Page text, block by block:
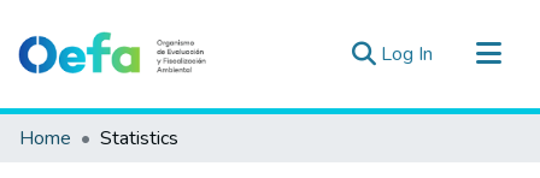
Log In (current)
Communities & Collections
Home Statistics